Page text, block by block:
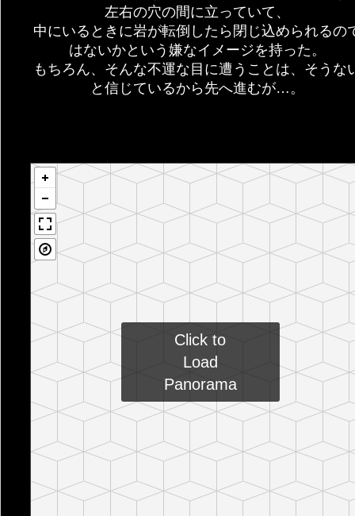
左右の穴の間に立っていて、
中にいるときに岩が転倒したら閉じ込められるの
はないかという嫌なイメージを持った。
もちろん、そんな不運な目に遭うことは、そうな
と信じているから先へ進むが…。